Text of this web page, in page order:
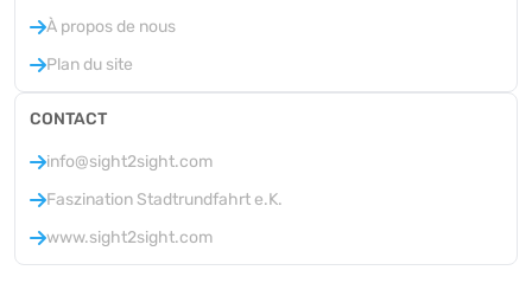
À propos de nous
Plan du site
CONTACT
info@sight2sight.com
Faszination Stadtrundfahrt e.K.
www.sight2sight.com